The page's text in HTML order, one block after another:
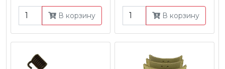
В корзину В корзину